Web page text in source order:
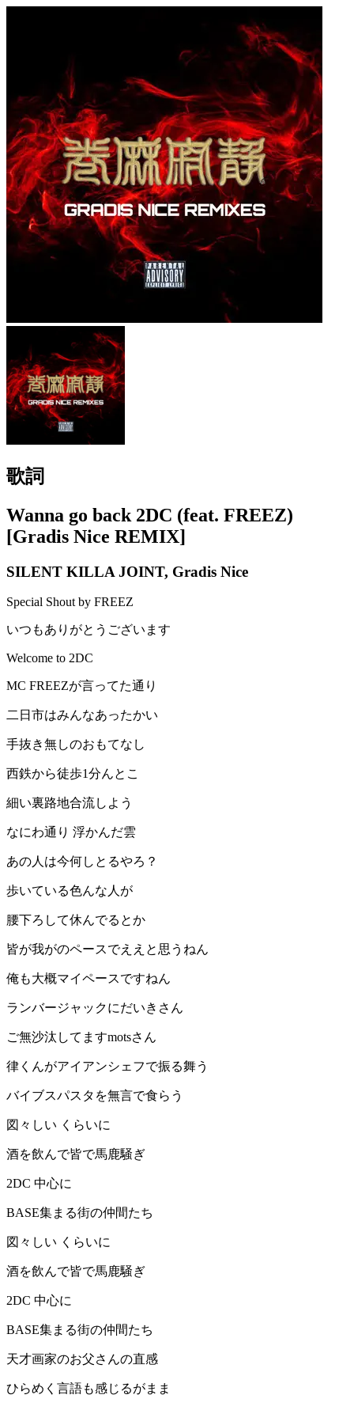
歌詞
Wanna go back 2DC (feat. FREEZ)
[Gradis Nice REMIX]
SILENT KILLA JOINT, Gradis Nice
Special Shout by FREEZ
いつもありがとうございます
Welcome to 2DC
MC FREEZが言ってた通り
二日市はみんなあったかい
手抜き無しのおもてなし
西鉄から徒歩1分んとこ
細い裏路地合流しよう
なにわ通り 浮かんだ雲
あの人は今何しとるやろ？
歩いている色んな人が
腰下ろして休んでるとか
皆が我がのペースでええと思うねん
俺も大概マイペースですねん
ランバージャックにだいきさん
ご無沙汰してますmotsさん
律くんがアイアンシェフで振る舞う
バイブスパスタを無言で食らう
図々しい くらいに
酒を飲んで皆で馬鹿騒ぎ
2DC 中心に
BASE集まる街の仲間たち
図々しい くらいに
酒を飲んで皆で馬鹿騒ぎ
2DC 中心に
BASE集まる街の仲間たち
天才画家のお父さんの直感
ひらめく言語も感じるがまま